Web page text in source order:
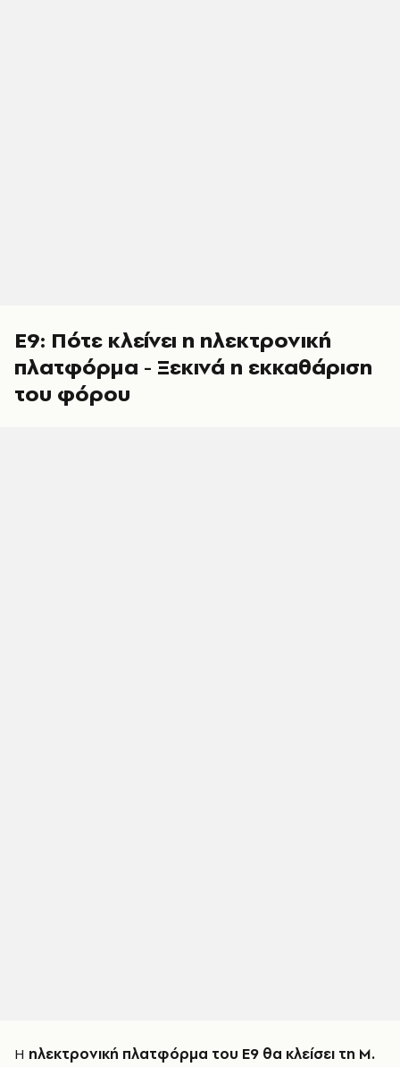
Ε9: Πότε κλείνει η ηλεκτρονική
πλατφόρμα - Ξεκινά η εκκαθάριση
του φόρου
Η ηλεκτρονική πλατφόρμα του Ε9 θα κλείσει τη Μ.